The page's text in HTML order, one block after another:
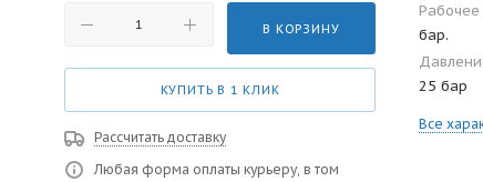
В КОРЗИНУ
КУПИТЬ В 1 КЛИК
Рассчитать доставку
Любая форма оплаты курьеру, в том
Рабочее
бар.
25 бар
Все